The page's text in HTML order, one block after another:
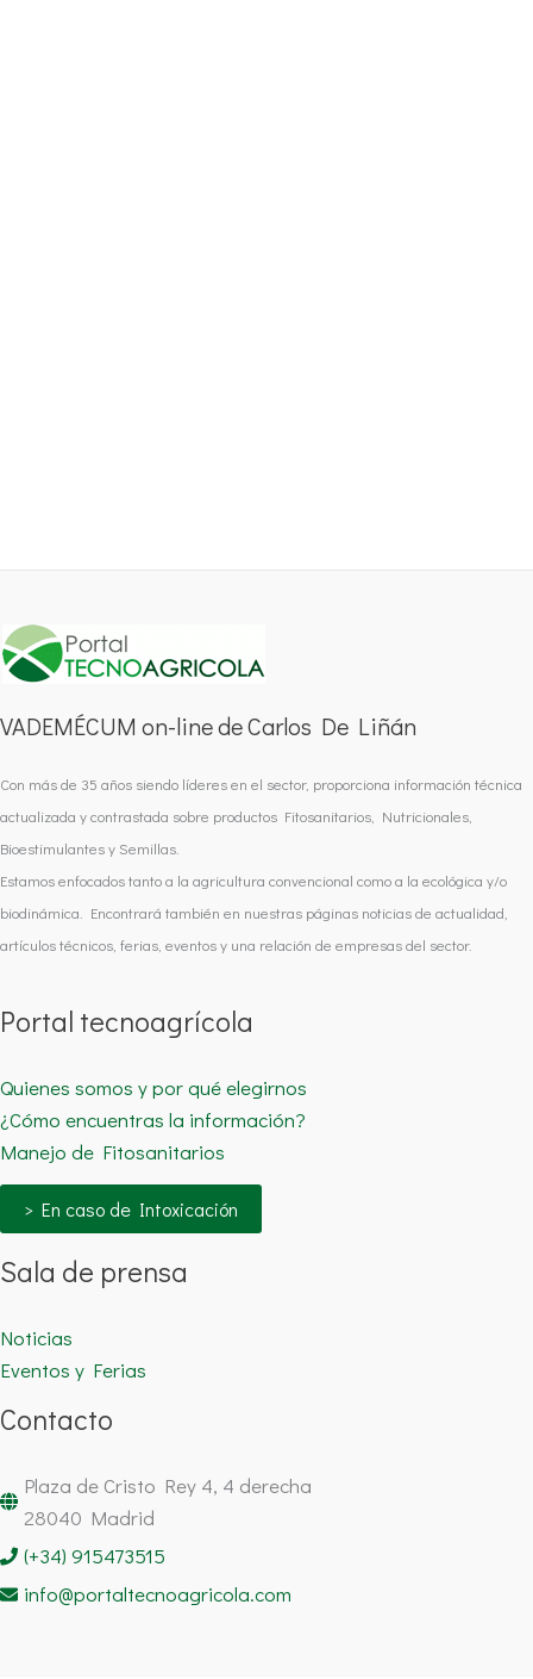
VADEMÉCUM on-line de Carlos De Liñán
Con más de 35 años siendo líderes en el sector, proporciona información técnica
actualizada y contrastada sobre productos Fitosanitarios, Nutricionales,
Bioestimulantes y Semillas.
Estamos enfocados tanto a la agricultura convencional como a la ecológica y/o
biodinámica. Encontrará también en nuestras páginas noticias de actualidad,
artículos técnicos, ferias, eventos y una relación de empresas del sector.
Portal tecnoagrícola
Quienes somos y por qué elegirnos
¿Cómo encuentras la información?
Manejo de Fitosanitarios
> En caso de Intoxicación
Sala de prensa
Noticias
Eventos y Ferias
Contacto
Plaza de Cristo Rey 4, 4 derecha
28040 Madrid
(+34) 915473515
info@portaltecnoagricola.com